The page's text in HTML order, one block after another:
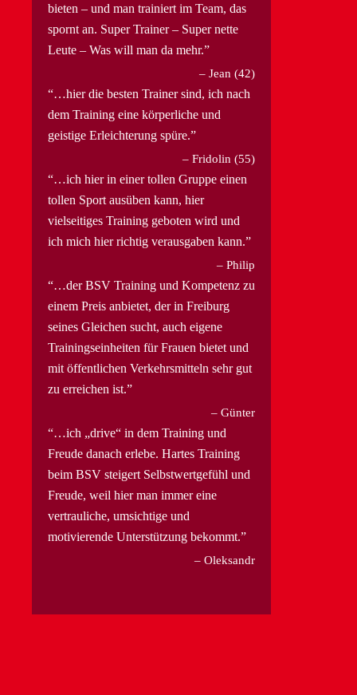
bieten – und man trainiert im Team, das
spornt an. Super Trainer – Super nette
Leute – Was will man da mehr.
Jean (42)
…hier die besten Trainer sind, ich nach
dem Training eine körperliche und
geistige Erleichterung spüre.
Fridolin (55)
…ich hier in einer tollen Gruppe einen
tollen Sport ausüben kann, hier
vielseitiges Training geboten wird und
ich mich hier richtig verausgaben kann.
Philip
…der BSV Training und Kompetenz zu
einem Preis anbietet, der in Freiburg
seines Gleichen sucht, auch eigene
Trainingseinheiten für Frauen bietet und
mit öffentlichen Verkehrsmitteln sehr gut
zu erreichen ist.
Günter
…ich „drive“ in dem Training und
Freude danach erlebe. Hartes Training
beim BSV steigert Selbstwertgefühl und
Freude, weil hier man immer eine
vertrauliche, umsichtige und
motivierende Unterstützung bekommt.
Oleksandr